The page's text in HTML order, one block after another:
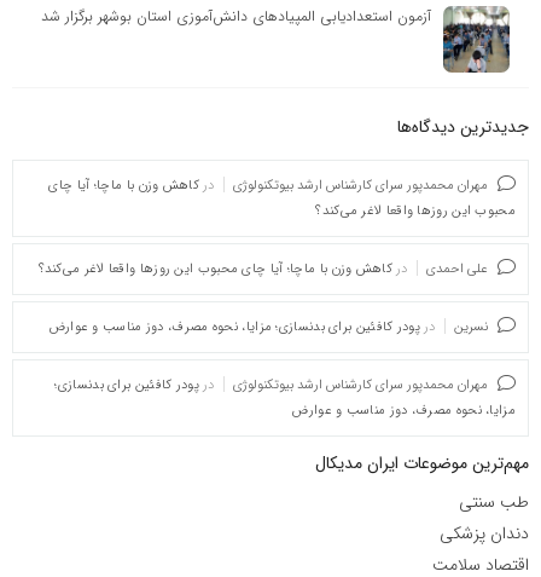
آزمون استعدادیابی المپیادهای دانش‌آموزی استان بوشهر برگزار شد
جدیدترین دیدگاه‌‌ها
مهران محمدپور سرای کارشناس ارشد بیوتکنولوژی در کاهش وزن با ماچا؛ آیا چای
محبوب این روزها واقعا لاغر می‌کند؟
علی احمدی در کاهش وزن با ماچا؛ آیا چای محبوب این روزها واقعا لاغر می‌کند؟
نسرین در پودر کافئین برای بدنسازی؛ مزایا، نحوه مصرف، دوز مناسب و عوارض
مهران محمدپور سرای کارشناس ارشد بیوتکنولوژی در پودر کافئین برای بدنسازی؛
مزایا، نحوه مصرف، دوز مناسب و عوارض
مهم‌ترین موضوعات ایران مدیکال
طب سنتی
دندان پزشکی
اقتصاد سلامت